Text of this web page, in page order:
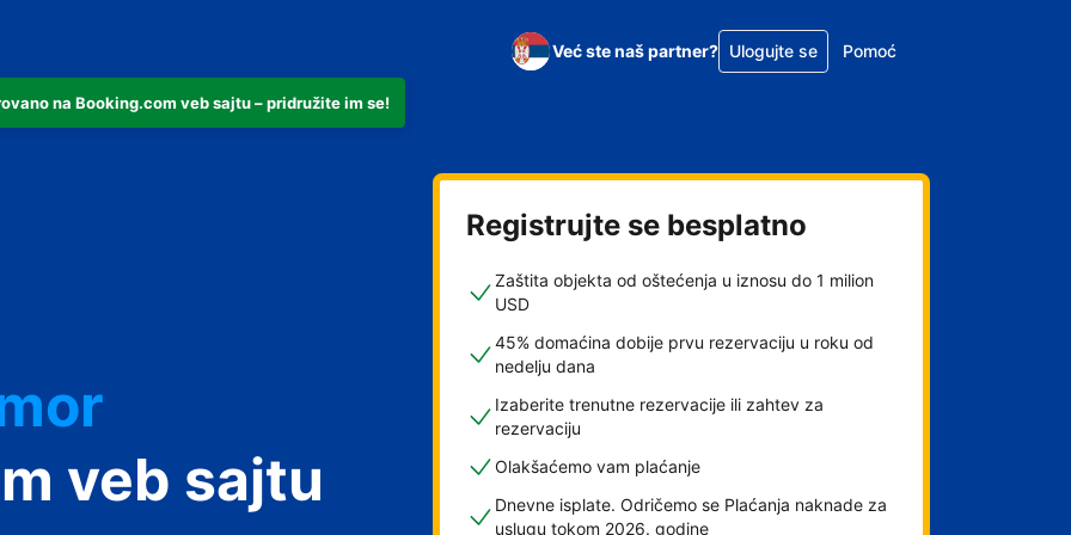
na Booking.com veb sajtu – pridružite im se!
Već ste naš partner? Ulogujte se Pomoć
veb sajtu
Registrujte se besplatno
Zaštita objekta od oštećenja u iznosu do 1 milion
USD
45% domaćina dobije prvu rezervaciju u roku od
nedelju dana
Izaberite trenutne rezervacije ili zahtev za
rezervaciju
Olakšaćemo vam plaćanje
Dnevne isplate. Odričemo se Plaćanja naknade za
uslugu tokom 2026. godine